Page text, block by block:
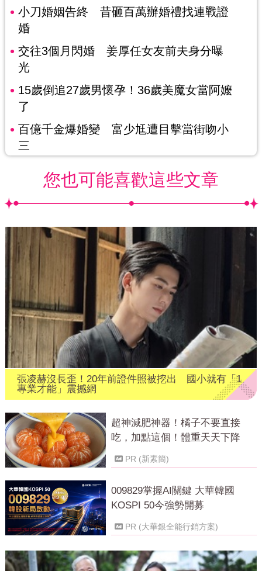
小刀婚姻告終 昔砸百萬辦婚禮找連戰證
婚
交往3個月閃婚 姜厚任女友前夫身分曝
光
15歲倒追27歲男懷孕！36歲美魔女當阿嬤
了
百億千金爆婚變 富少尪遭目擊當街吻小
三
您也可能喜歡這些文章
張凌赫沒長歪！20年前證件照被挖出 國小就有「1
專業才能」震撼網
超神減肥神器！橘子不要直接
吃，加點這個！體重天天下降
PR (新素簡)
009829掌握AI關鍵 大華韓國
KOSPI 50今強勢開募
PR (大華銀全能行銷方案)